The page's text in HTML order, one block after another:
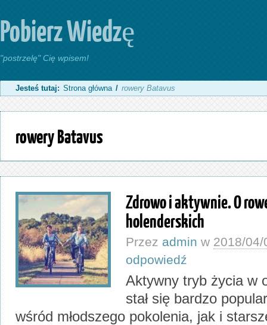
Pobierz Wiedzę
"postrzelę" Cię wpisem!
Jesteś tutaj: Strona główna / rowery Batavus
rowery Batavus
Zdrowo i aktywnie. O
holenderskich
Przez admin w 2018/04/
odpowiedź
Aktywny tryb życia w
stał się bardzo
wśród młodszego pokolenia, jak i